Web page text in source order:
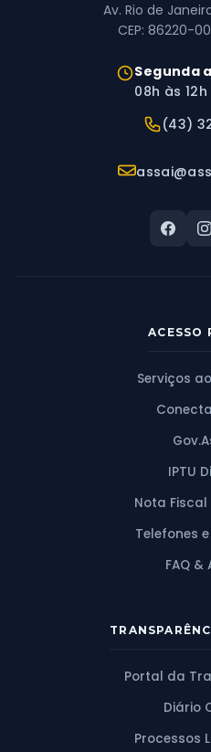
Av. Rio de
CEP: 86220-
Horário de
Segunda
08h às 12h
(43)
E-mail:
ACESSO
Serviços
IPTU
Nota
Telefones
FAQ &
Portal da
Diário
Processos